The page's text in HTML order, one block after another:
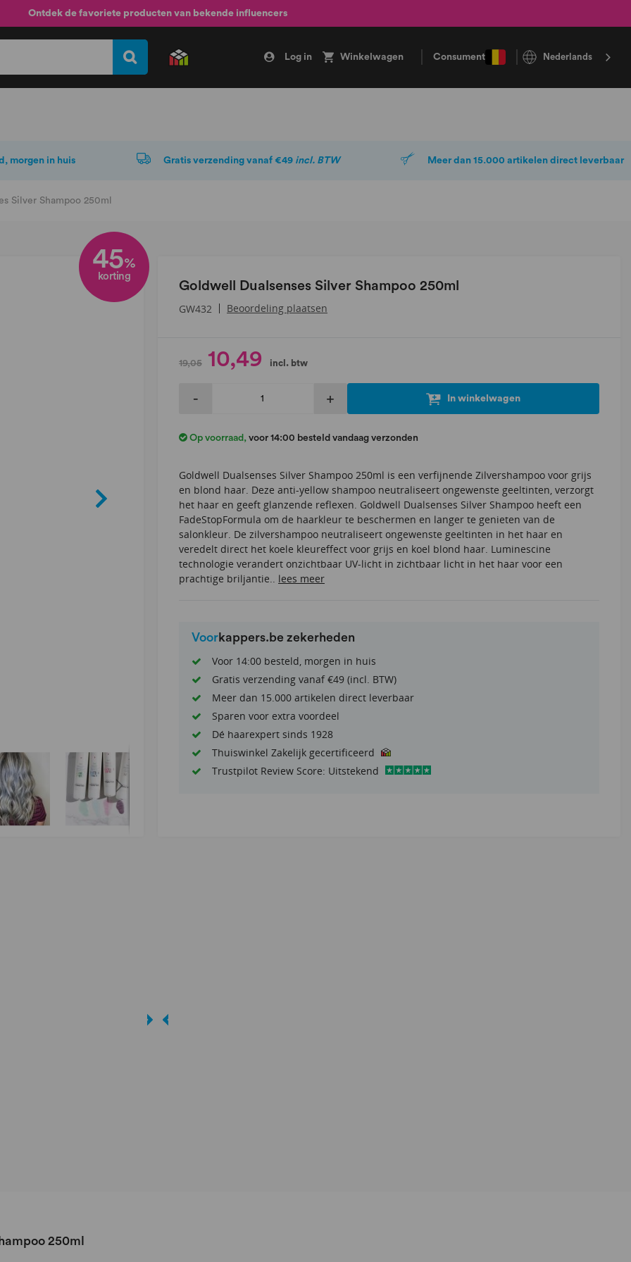
Ontdek de favoriete producten van bekende influencers
Log in Winkelwagen Consument Nederlands
morgen in huis Gratis verzending vanaf €49 incl. BTW Meer dan 15.000 artikelen direct leverbaar
Silver Shampoo 250ml
Goldwell Dualsenses Silver Shampoo 250ml
GW432 Beoordeling plaatsen
Op voorraad , voor 14:00 besteld vandaag verzonden
10,49
19,05 incl. btw
- + In winkelwagen
Goldwell Dualsenses Silver Shampoo 250ml is een verfijnende Zilvershampoo voor grijs
en blond haar. Deze anti-yellow shampoo neutraliseert ongewenste geeltinten, verzorgt
het haar en geeft glanzende reflexen. Goldwell Dualsenses Silver Shampoo heeft een
FadeStopFormula om de haarkleur te beschermen en langer te genieten van de
salonkleur. De zilvershampoo neutraliseert ongewenste geeltinten in het haar en
veredelt direct het koele kleureffect voor grijs en koel blond haar. Luminescine
technologie verandert onzichtbaar UV-licht in zichtbaar licht in het haar voor een
prachtige briljantie.. lees meer
Voorkappers.be zekerheden
Voor 14:00 besteld, morgen in huis
Gratis verzending vanaf €49 (incl. BTW)
Meer dan 15.000 artikelen direct leverbaar
Sparen voor extra voordeel
Dé haarexpert sinds 1928
Thuiswinkel Zakelijk gecertificeerd
Trustpilot Review Score: Uitstekend
45%
korting
250ml